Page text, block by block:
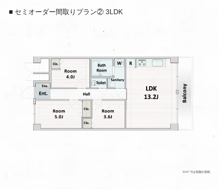
■ セミオーダー間取りプラン② 3LDK
※1Ｆでは北南が反転